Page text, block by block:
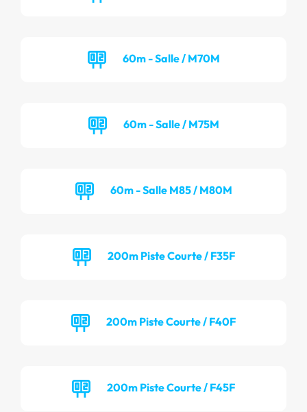
60m - Salle / M70M
60m - Salle / M75M
60m - Salle M85 / M80M
200m Piste Courte / F35F
200m Piste Courte / F40F
200m Piste Courte / F45F